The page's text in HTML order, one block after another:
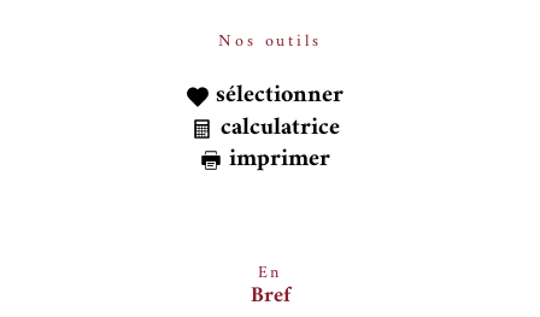
En
Bref
Nos outils
sélectionner
calculatrice
imprimer